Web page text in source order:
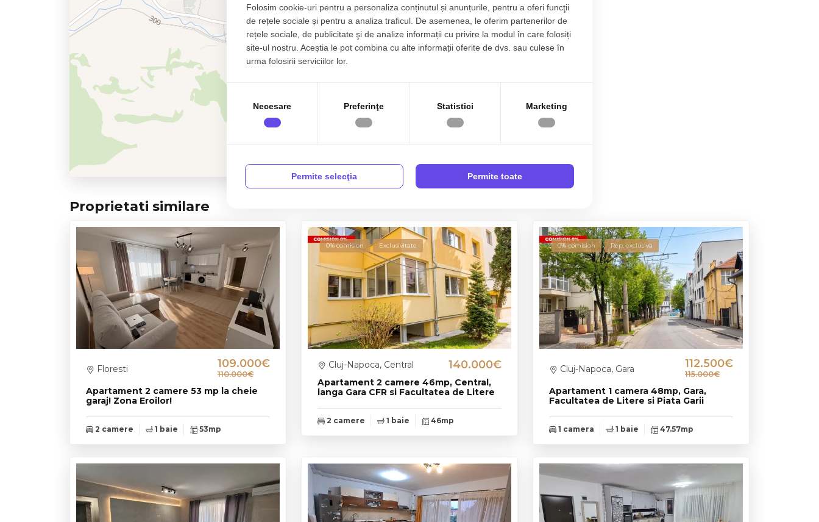
Proprietati similare
Apartament 2 camere 53 mp la cheie
garaj! Zona Eroilor!
Floresti 109.000€
110.000€
2 camere 1 baie 53mp
0% comision Exclusivitate
Apartament 2 camere 46mp, Central,
langa Gara CFR si Facultatea de Litere
Cluj-Napoca, Central 140.000€
2 camere 1 baie 46mp
0% comision Rep. exclusiva
Apartament 1 camera 48mp, Gara,
Facultatea de Litere si Piata Garii
Cluj-Napoca, Gara 112.500€
115.000€
1 camera 1 baie 47.57mp
Folosim cookie-uri pentru a personaliza conținutul și anunțurile, pentru a oferi funcţii
de rețele sociale și pentru a analiza traficul. De asemenea, le oferim partenerilor de
rețele sociale, de publicitate şi de analize informații cu privire la modul în care folosiți
site-ul nostru. Aceștia le pot combina cu alte informații oferite de dvs. sau culese în
urma folosirii serviciilor lor.
Necesare Preferinţe Statistici Marketing
Permite selecţia Permite toate